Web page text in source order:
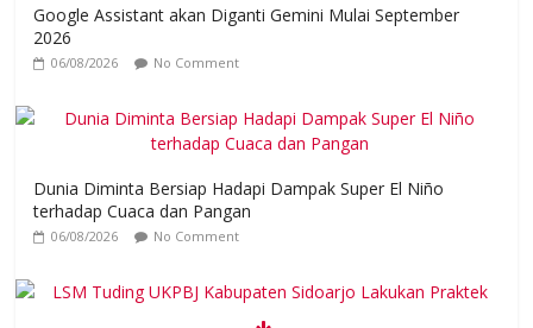
Google Assistant akan Diganti Gemini Mulai September
2026
06/08/2026 No Comment
Dunia Diminta Bersiap Hadapi Dampak Super El Niño
terhadap Cuaca dan Pangan
06/08/2026 No Comment